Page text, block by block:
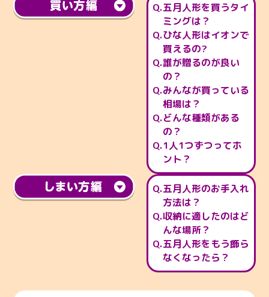
五月人形を買うタイ
ミングは？
ひな人形はイオンで
買えるの?
誰が贈るのが良い
の？
みんなが買っている
相場は？
どんな種類がある
の？
1人1つずつってホ
ント？
五月人形のお手入れ
方法は？
収納に適したのはど
んな場所？
五月人形をもう飾ら
なくなったら？